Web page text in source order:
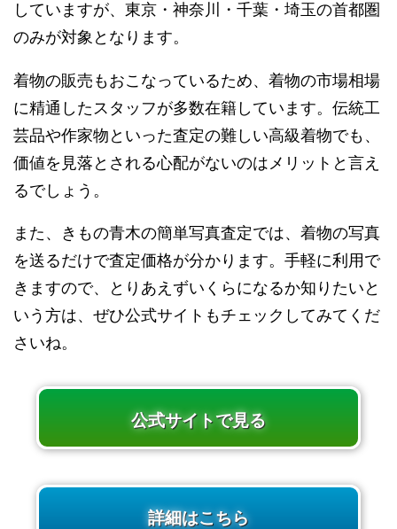
していますが、東京・神奈川・千葉・埼玉の首都圏
のみが対象となります。
着物の販売もおこなっているため、着物の市場相場
に精通したスタッフが多数在籍しています。伝統工
芸品や作家物といった査定の難しい高級着物でも、
価値を見落とされる心配がないのはメリットと言え
るでしょう。
また、きもの青木の簡単写真査定では、着物の写真
を送るだけで査定価格が分かります。手軽に利用で
きますので、とりあえずいくらになるか知りたいと
いう方は、ぜひ公式サイトもチェックしてみてくだ
さいね。
公式サイトで見る
詳細はこちら